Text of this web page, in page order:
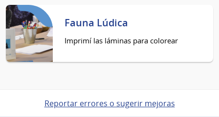
Fauna Lúdica
Imprimí las láminas para colorear
Reportar errores o sugerir mejoras